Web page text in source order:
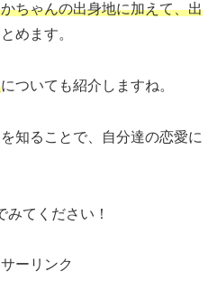
ちゃんの出身地に加えて、出
めます。
についても紹介しますね。
知ることで、自分達の恋愛に
みてください！
ーリンク